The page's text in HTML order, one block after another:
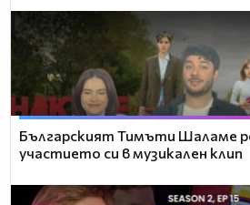
Българският Тимъти Шаламе
участието си в музикален клип